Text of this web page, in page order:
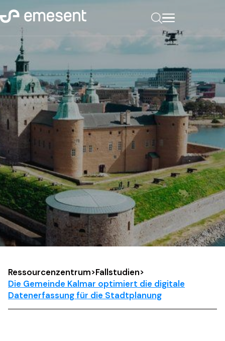
Ressourcenzentrum>Fallstudien>
Die Gemeinde Kalmar optimiert die digitale
Datenerfassung für die Stadtplanung